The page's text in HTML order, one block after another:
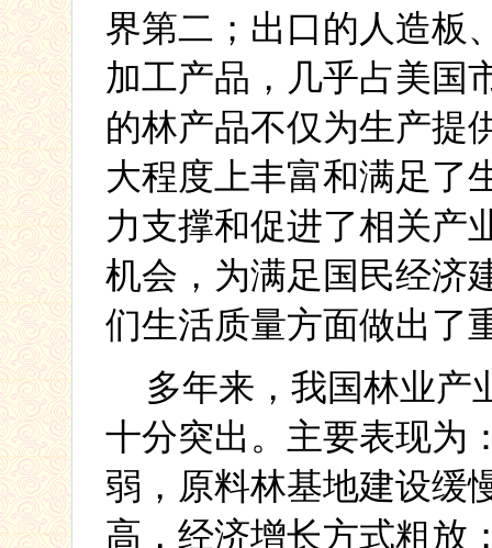
界第二；出口的人造板
加工产品，几乎占美国
的林产品不仅为生产提
大程度上丰富和满足了
力支撑和促进了相关产
机会，为满足国民经济
们生活质量方面做出了
多年来，我国林业产
十分突出。主要表现为
弱，原料林基地建设缓
高，经济增长方式粗放